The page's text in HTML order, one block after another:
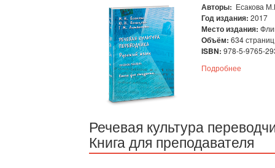
Авторы: Есакова
Год издания: 2017
Место издания:
Объём: 634 страниц
ISBN: 978-5-9765-
Подробнее
Речевая культура
Книга для преподавателя